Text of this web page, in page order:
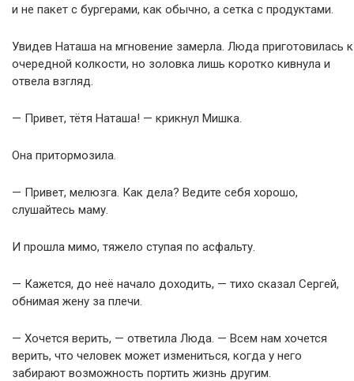
и не пакет с бургерами, как обычно, а сетка с продуктами.
Увидев Наташа на мгновение замерла. Люда приготовилась к
очередной колкости, но золовка лишь коротко кивнула и
отвела взгляд.
— Привет, тётя Наташа! — крикнул Мишка.
Она притормозила.
— Привет, мелюзга. Как дела? Ведите себя хорошо,
слушайтесь маму.
И прошла мимо, тяжело ступая по асфальту.
— Кажется, до неё начало доходить, — тихо сказал Сергей,
обнимая жену за плечи.
— Хочется верить, — ответила Люда. — Всем нам хочется
верить, что человек может измениться, когда у него
забирают возможность портить жизнь другим.